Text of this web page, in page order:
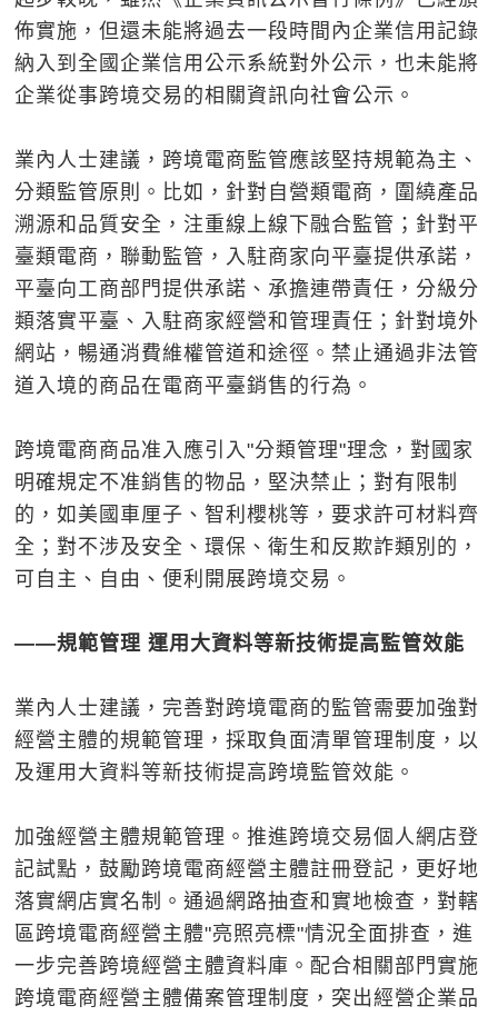
佈實施，但還未能將過去一段時間內企業信用記錄
納入到全國企業信用公示系統對外公示，也未能將
企業從事跨境交易的相關資訊向社會公示。
業內人士建議，跨境電商監管應該堅持規範為主、
分類監管原則。比如，針對自營類電商，圍繞產品
溯源和品質安全，注重線上線下融合監管；針對平
臺類電商，聯動監管，入駐商家向平臺提供承諾，
平臺向工商部門提供承諾、承擔連帶責任，分級分
類落實平臺、入駐商家經營和管理責任；針對境外
網站，暢通消費維權管道和途徑。禁止通過非法管
道入境的商品在電商平臺銷售的行為。
跨境電商商品准入應引入"分類管理"理念，對國家
明確規定不准銷售的物品，堅決禁止；對有限制
的，如美國車厘子、智利櫻桃等，要求許可材料齊
全；對不涉及安全、環保、衛生和反欺詐類別的，
可自主、自由、便利開展跨境交易。
――規範管理 運用大資料等新技術提高監管效能
業內人士建議，完善對跨境電商的監管需要加強對
經營主體的規範管理，採取負面清單管理制度，以
及運用大資料等新技術提高跨境監管效能。
加強經營主體規範管理。推進跨境交易個人網店登
記試點，鼓勵跨境電商經營主體註冊登記，更好地
落實網店實名制。通過網路抽查和實地檢查，對轄
區跨境電商經營主體"亮照亮標"情況全面排查，進
一步完善跨境經營主體資料庫。配合相關部門實施
跨境電商經營主體備案管理制度，突出經營企業品